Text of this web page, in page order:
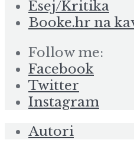
Esej/Kritika
Booke.hr na
Follow me:
Facebook
Twitter
Instagram
Autori